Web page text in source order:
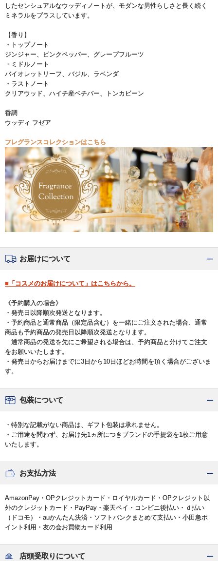
したセンシュアルなウッディノートが、モダンな男性らしさと長く続く
ミネラルをプラスしています。
【香り】
・トップノート
ジンジャー、ピンクペッパー、グレープフルーツ
・ミドルノート
バイオレットリーフ、バジル、ラベンダ
・ラストノート
クリアウッド、ハイチ産ベチバー、トンカビーン
香調
ウッディ フゼア
フレグランスコレクションはこちら
お届けについて
■「コスメのお届けについて」はこちらから。
《予約購入の場合》
・発売日以降順次発送となります。
・予約商品と通常商品（限定品含む）を一緒にご注文された場合、通常
商品も予約商品の発売日以降順次発送となります。
通常商品の発送を先にご希望される場合は、予約商品と分けてご注文
をお願いいたします。
・発売日からお届けまでに3日から10日ほどお時間を頂く場合がございま
す。
包装について
・特別な記載がない商品は、ギフト包装は承れません。
・ご用途を問わず、お届け先1ヵ所につきブランドの手提袋を1枚ご用意
いたします。
お支払方法
AmazonPay・OPクレジットカード・ロイヤルカード・OPクレジット以
外のクレジットカード・PayPay・楽天ペイ・コンビニ後払い・ｄ払い
（ドコモ）・auかんたん決済・ソフトバンクまとめて支払い・小田急ポ
イント利用・友の会お買物カード利用
店頭受取りについて